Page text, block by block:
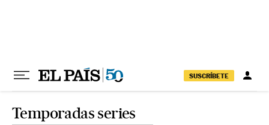
SUSCRÍBETE
Temporadas series